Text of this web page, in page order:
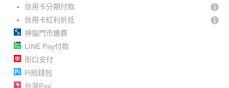
信用卡分期付款
信用卡紅利折抵
神腦門市繳費
LINE Pay付款
街口支付
Pi拍錢包
台灣Pay